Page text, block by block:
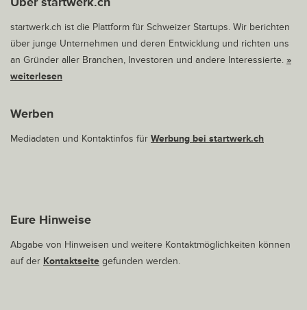
startwerk.ch ist die Plattform für Schweizer Startups. Wir berichten
über junge Unternehmen und deren Entwicklung und richten uns
an Gründer aller Branchen, Investoren und andere Interessierte. »
weiterlesen
Werben
Mediadaten und Kontaktinfos für Werbung bei startwerk.ch
Eure Hinweise
Abgabe von Hinweisen und weitere Kontaktmöglichkeiten können
auf der Kontaktseite gefunden werden.